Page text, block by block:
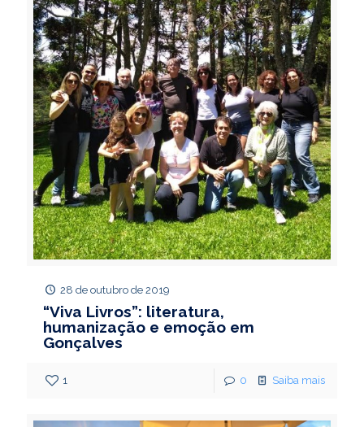
28 de outubro de 2019
“Viva Livros”: literatura,
humanização e emoção em
Gonçalves
1 0 Saiba mais